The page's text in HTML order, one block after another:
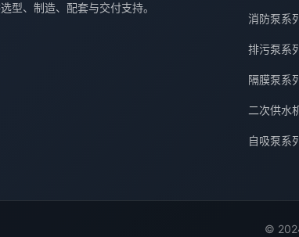
型、制造、配套与交付支持。
消防泵系
排污泵系
隔膜泵系
二次供水
自吸泵系
©